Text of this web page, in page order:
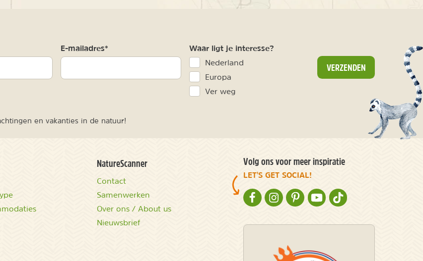
E-mailadres* Waar ligt je interesse?
Nederland
Europa
Ver weg
VERZENDEN
en vakanties in de natuur!
NatureScanner
Contact
Samenwerken
Over ons / About us
Nieuwsbrief
Volg ons voor meer inspiratie
LET'S GET SOCIAL!
NATURESCANNER OP FACEBOOK
NATURESCANNER OP INSTAGRAM
NATURESCANNER OP PINTEREST
NATURESCANNER OP YOUTUBE
NATURESCANNER OP